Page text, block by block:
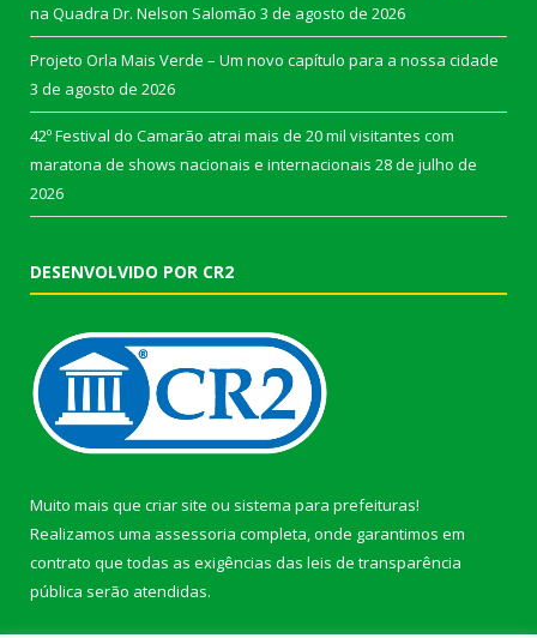
na Quadra Dr. Nelson Salomão 3 de agosto de 2026
Projeto Orla Mais Verde – Um novo capítulo para a nossa cidade
3 de agosto de 2026
42º Festival do Camarão atrai mais de 20 mil visitantes com
maratona de shows nacionais e internacionais 28 de julho de
2026
DESENVOLVIDO POR CR2
Muito mais que criar site ou sistema para prefeituras!
Realizamos uma assessoria completa, onde garantimos em
contrato que todas as exigências das leis de transparência
pública serão atendidas.